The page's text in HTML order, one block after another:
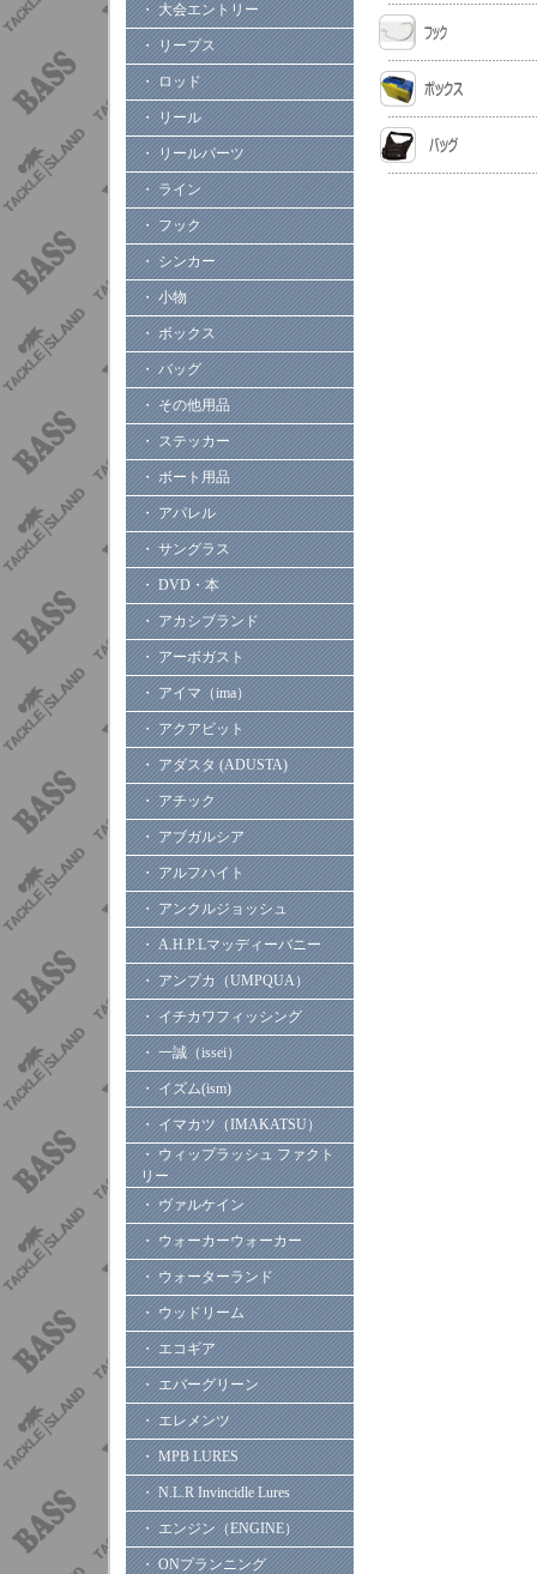
・ 大会エントリー
・ リープス
・ ロッド
・ リール
・ リールパーツ
・ ライン
・ フック
・ シンカー
・ 小物
・ ボックス
・ バッグ
・ その他用品
・ ステッカー
・ ボート用品
・ アパレル
・ サングラス
・ DVD・本
・ アカシブランド
・ アーボガスト
・ アイマ（ima）
・ アクアビット
・ アダスタ (ADUSTA)
・ アチック
・ アブガルシア
・ アルフハイト
・ アンクルジョッシュ
・ A.H.P.Lマッディーバニー
・ アンプカ（UMPQUA）
・ イチカワフィッシング
・ 一誠（issei）
・ イズム(ism)
・ イマカツ（IMAKATSU）
・ ウィップラッシュ ファクト
リー
・ ヴァルケイン
・ ウォーカーウォーカー
・ ウォーターランド
・ ウッドリーム
・ エコギア
・ エバーグリーン
・ エレメンツ
・ MPB LURES
・ N.L.R Invincidle Lures
・ エンジン（ENGINE）
・ ONプランニング